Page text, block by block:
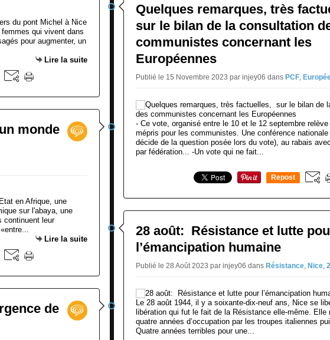
du pont Michel à Nice
qui vivent dans
pour augmenter, un
Lire la suite
monde
en Afrique, une
sur l'abaya, une
continuent leur
Lire la suite
de
Quelques remarques, très
sur le bilan de la consultation
communistes concernant les
Européennes
Publié le 15 Novembre 2023 par injey06 dans PCF,
- Ce vote, organisé entre le 10 et le 12 septembre relève
mépris pour les communistes. Une conférence nationale
décide de la question posée lors du vote), au rabais
par fédération... -Un vote qui ne fait...
Repost
28 août: Résistance et lutte
l’émancipation humaine
Publié le 28 Août 2023 par injey06 dans Résistance, Nice,
Le 28 août 1944, il y a soixante-dix-neuf ans, Nice se
libération qui fut le fait de la Résistance elle-même. Elle
quatre années d’occupation par les troupes italiennes
Quatre années terribles pour une...